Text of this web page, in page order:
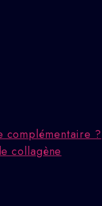
complémentaire ?
collagène